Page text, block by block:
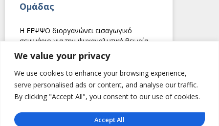
We value your privacy
We use cookies to enhance your browsing experience,
serve personalised ads or content, and analyse our traffic.
By clicking "Accept All", you consent to our use of cookies.
Accept All
Ομάδας
Η ΕΕΨΨΟ διοργανώνει εισαγωγικό
σεμινάριο για την ψυχαναλυτική θεωρία
των ομάδων που απευθύνεται σε
ψυχιάτρους, ψυχολόγους, κοινωνικούς
λειτουργούς, νοσηλευτές που επιθυμούν
να έχουν μία πρώτη